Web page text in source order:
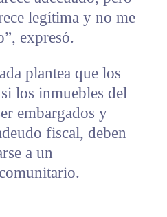
legítima y no me
expresó.
plantea que los
los inmuebles del
embargados y
fiscal, deben
a un